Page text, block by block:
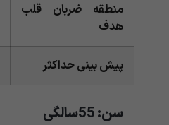
منطقه ضربان قلب
هدف
پیش بینی حداکثر
سن: 55سالگی